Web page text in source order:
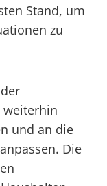
Stand, um
zu
weiterhin
und an die
Die